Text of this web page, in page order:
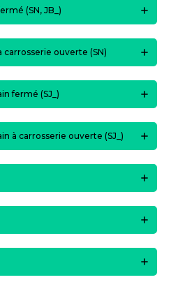
(SN, JB_)
carrosserie ouverte (SN)
fermé (SJ_)
à carrosserie ouverte (SJ_)